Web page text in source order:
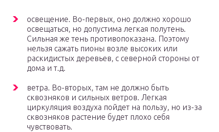
освещение. Во-первых, оно должно хорошо
освещаться, но допустима легкая полутень.
Сильная же тень противопоказана. Поэтому
нельзя сажать пионы возле высоких или
раскидистых деревьев, с северной стороны от
дома и т.д.
ветра. Во-вторых, там не должно быть
сквозняков и сильных ветров. Легкая
циркуляция воздуха пойдет на пользу, но из-за
сквозняков растение будет плохо себя
чувствовать.